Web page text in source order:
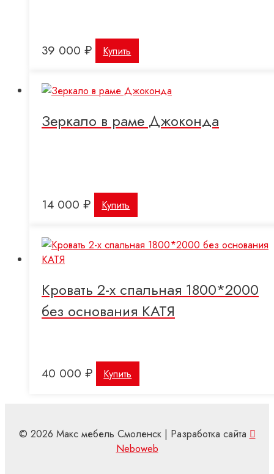
39 000 ₽ Купить
Зеркало в раме Джоконда
14 000 ₽ Купить
Кровать 2-х спальная 1800*2000
без основания КАТЯ
40 000 ₽ Купить
© 2026 Макс мебель Смоленск | Разработка сайта
Neboweb